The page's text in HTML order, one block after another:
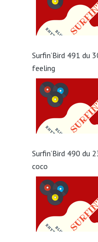
Surfin’Bird 491 du
feeling
Surfin’Bird 490 du
coco